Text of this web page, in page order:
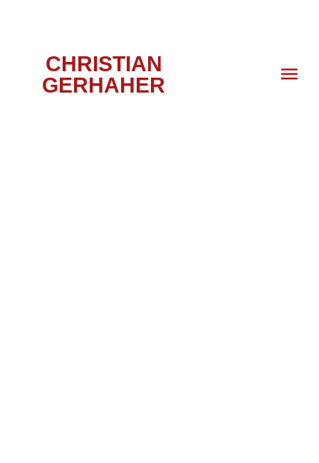
CHRISTIAN
GERHAHER